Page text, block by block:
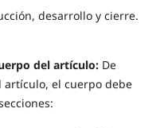
desarrollo y cierre.
del artículo: De
el cuerpo debe